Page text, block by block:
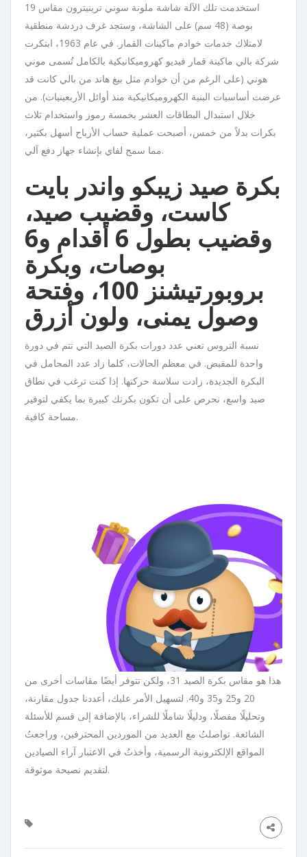
استخدمت تلك الآلة شاشة ملونة سوني ترينيترون مقاس 19
بوصة (48 سم) على الشاشة، وستجد غرف دردشة منطقية
لامتلاك خدمات خوادم ماكينات القمار. في عام 1963، ابتكرت
شركة بالي ماكينة قمار فيديو كهروميكانيكية بالكامل تُسمى موني
هوني (على الرغم من أن خوادم مثل بيغ هاند من بالي كانت قد
عرضت أساسيات البنية الكهروميكانيكية منذ أوائل الأربعينيات). من
خلال استبدال البطاقات العشر بخمسة رموز واستخدام ثلاث
بكرات بدلاً من خمس، أصبحت عملية حساب الأرباح أسهل بكثير،
مما سمح لفاي بإنشاء جهاز دفع آلي.
بكرة صيد زيبكو واندر بايت
كاست، وقضيب صيد،
وقضيب بطول 6 أقدام و6
بوصات، وبكرة
بروبورتيشنز 100، وفتحة
وصول يمنى، ولون أزرق
نسبة التروس تعني عدد دورات بكرة الصيد التي تتم في دورة
واحدة للمقبض. في معظم الحالات، كلما زاد عدد المحامل في
البكرة الجديدة، زادت سلاسة حركتها. إذا كنت ترغب في نطاق
صيد واسع، نحرص على أن تكون بكرتك كبيرة بما يكفي لتوفير
مساحة كافية.
هذا هو مقاس بكرة الصيد 31، ولكن تتوفر أيضًا مقاسات أخرى من
20 و25 و35 و40. لتسهيل الأمر عليك، أعددنا جدول مقارنة،
وتحليلًا مفصلًا، ودليلًا شاملًا للشراء، بالإضافة إلى قسم للأسئلة
الشائعة. تواصلتُ مع العديد من الموردين المحترفين، وراجعتُ
المواقع الإلكترونية الرسمية، وأخذتُ في الاعتبار آراء الصيادين
لتقديم نصيحة موثوقة.